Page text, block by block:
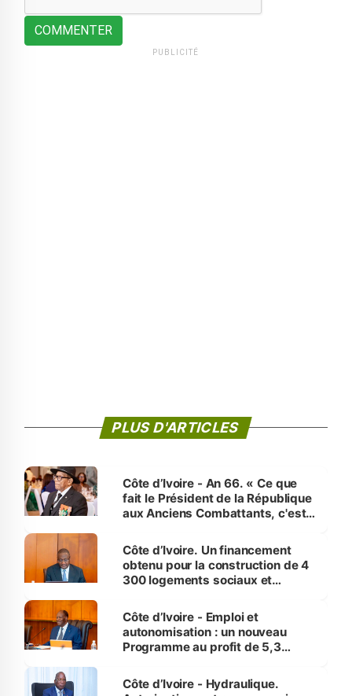
COMMENTER
PUBLICITÉ
PLUS D'ARTICLES
Côte d’Ivoire - An 66. « Ce que
fait le Président de la République
aux Anciens Combattants, c'est
Côte d’Ivoire. Un financement
obtenu pour la construction de 4
300 logements sociaux et
et Yamoussoukro
Côte d’Ivoire - Emploi et
autonomisation : un nouveau
Programme au profit de 5,3
Côte d’Ivoire - Hydraulique.